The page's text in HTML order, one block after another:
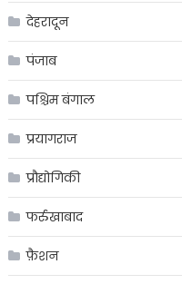
देहरादून
पंजाब
पश्चिम बंगाल
प्रयागराज
प्रौद्योगिकी
फर्रुखाबाद
फ़ैशन